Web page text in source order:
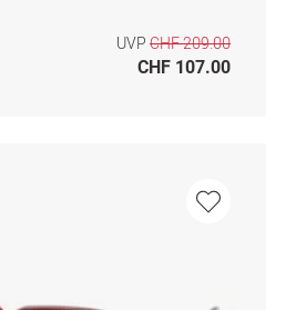
UVP CHF 209.00
CHF 107.00